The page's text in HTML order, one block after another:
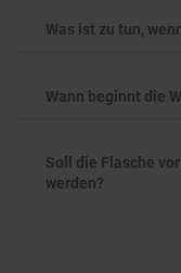
Was ist zu tun,
Wann beginnt die
Soll die Flasche
werden?